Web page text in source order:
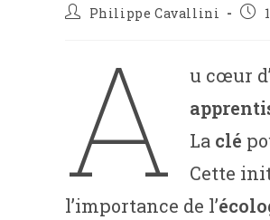
Philippe Cavallini
A u cœur d’
La clé
Cette
l’importance de l’